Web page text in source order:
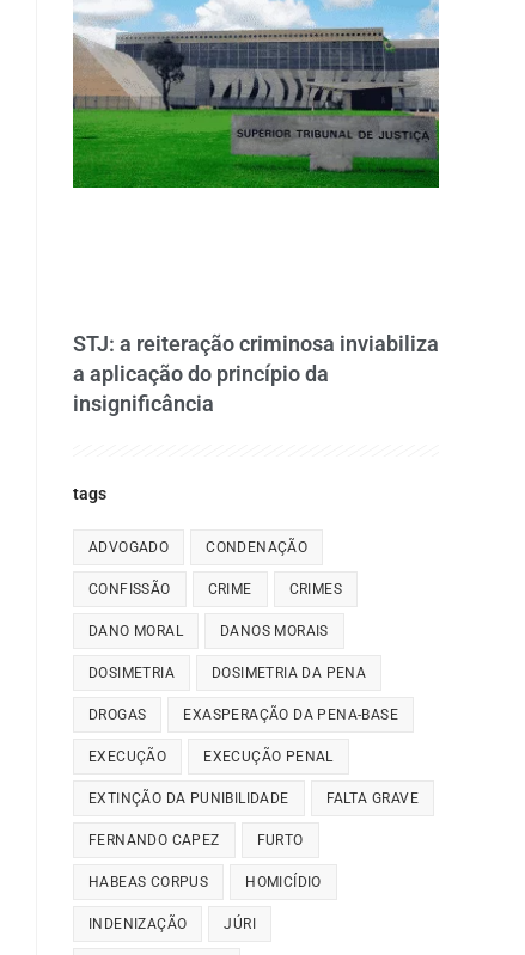
STJ: a reiteração criminosa inviabiliza
a aplicação do princípio da
insignificância
tags
ADVOGADO CONDENAÇÃO
CONFISSÃO CRIME CRIMES
DANO MORAL DANOS MORAIS
DOSIMETRIA DOSIMETRIA DA PENA
DROGAS EXASPERAÇÃO DA PENA-BASE
EXECUÇÃO EXECUÇÃO PENAL
EXTINÇÃO DA PUNIBILIDADE FALTA GRAVE
FERNANDO CAPEZ FURTO
HABEAS CORPUS HOMICÍDIO
INDENIZAÇÃO JÚRI